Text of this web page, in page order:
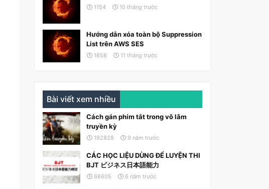
1154 10 tháng trước
Hướng dẫn xóa toàn bộ Suppression
List trên AWS SES
1858 11 tháng trước
Bài viết xem nhiều
Cách gán phím tắt trong võ lâm
truyền kỳ
192828 9 năm trước
CÁC HỌC LIỆU DÙNG ĐỂ LUYỆN THI
BJT ビジネス日本語能力
66605 6 năm trước